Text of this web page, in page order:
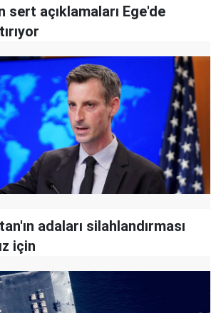
sert açıklamaları Ege'de
adaları silahlandırması
için